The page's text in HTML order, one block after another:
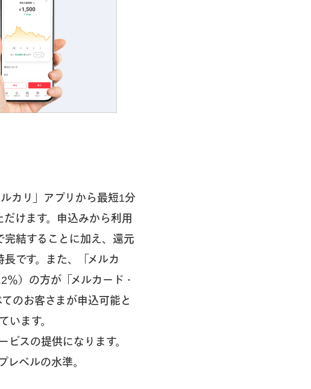
カリ」アプリから最短1分
けます。申込みから利用
完結することに加え、還元
です。また、「メルカ
）の方が「メルカード・
のお客さまが申込可能と
います。
スの提供になります。
ベルの水準。